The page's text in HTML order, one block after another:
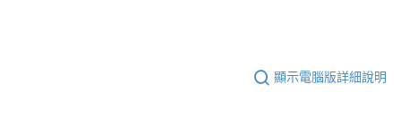
顯示電腦版詳細說明